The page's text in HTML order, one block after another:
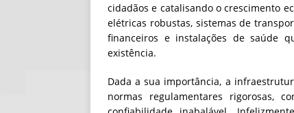
cidadãos e catalisando o crescimento
elétricas robustas, sistemas de
financeiros e instalações de saúde
existência.
Dada a sua importância, a
normas regulamentares rigorosas,